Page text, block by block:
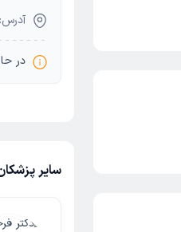
در
سایر